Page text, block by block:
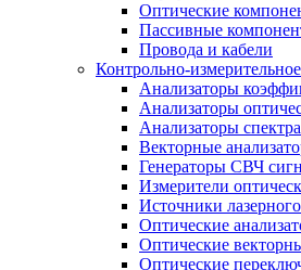
Оптические
Пассивные
Провода и кабели
Контрольно-
Анализаторы
Анализаторы
Анализаторы спектра
Векторные
Генераторы СВЧ
Измерители
Источники
Оптические
Оптические
Оптические